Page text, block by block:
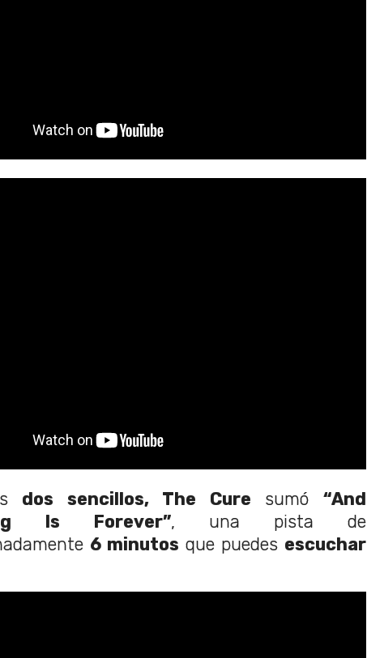
dos sencillos, The Cure sumó“And
Is Forever”, una pista de
6 minutos que puedes escuchar